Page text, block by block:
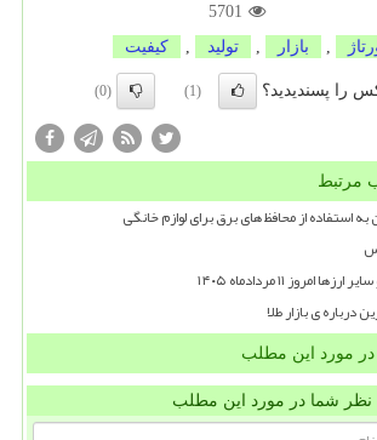
5701
بازار تولید كیفیت
را پسندیدید؟ (1)
(0)
مرتبط
استفاده از محافظ های برق برای لوازم خانگی
۱۱ مردادماه ۱۴۰۵
ی بازار طلا
در مورد این مطلب
نظر شما در مورد این مطلب